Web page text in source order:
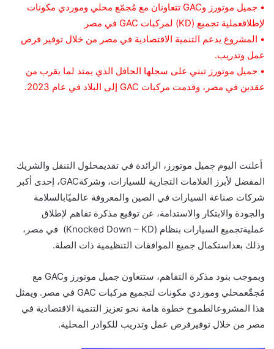
• جميل موتورز وGAC تتعاونان مع مُجمّع محلي وموردي مكونات
لإطلاقعملية تجميع (
KD
) لمركبات GAC في مصر
• المشروع يدعم التنمية الاقتصادية في مصر من خلال توفير فرص
عمل وتدريب.
• جميل موتورز تبني على سجلها الحافل الذي يمتد لما يقرب من
عقدين في مصر، وقدمت مركبات GAC إلى البلاد في عام 2023.
أعلنت اليوم جميل موتورز، الرائدة في تقديمحلول التنقل والشريك
المفضل لأبرز العلامات التجارية للسيارات، وشركةGAC، إحدى أكبر
شركات صناعة السيارات في الصين والمعروفة عالميًابالسلامة
والجودة والابتكار والاستدامة، عن توقيع مذكرة تفاهم لإطلاق
عمليةتجميع السيارات بنظام (Knocked Down –
KD) في مصر،
وذلك بعداستكمال جميع الموافقات التنظيمية ذات الصلة.
وبموجب بنود مذكرة التفاهم، ستتعاون جميل موتورز وGAC مع
مُجمِّعمحلي وموردي مكونات لتجميع مركبات في مصر . ويمثل
هذا المشروعالطموح خطوة هامة نحو تعزيز التنمية الاقتصادية في
مصر من خلال توفير فرص عمل وتدريب للكوادر المحلية.